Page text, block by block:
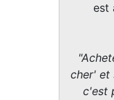
est
cher' et
c'est